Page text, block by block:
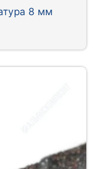
8 мм